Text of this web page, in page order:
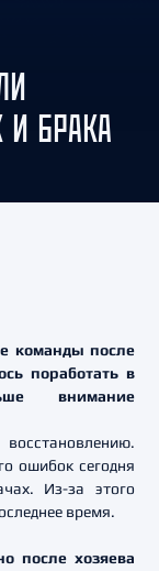
БРАКА
команды после
поработать в
внимание
ошибок сегодня
Из-за этого
время.
после хозяева